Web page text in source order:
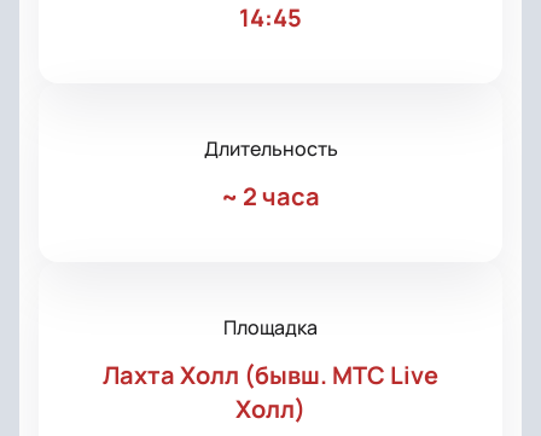
14:45
Длительность
~ 2 часа
Площадка
Лахта Холл (бывш. МТС Live
Холл)